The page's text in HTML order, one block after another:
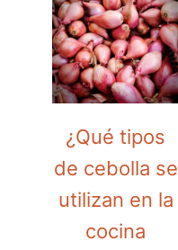
¿Qué tipos
de cebolla se
utilizan en la
cocina